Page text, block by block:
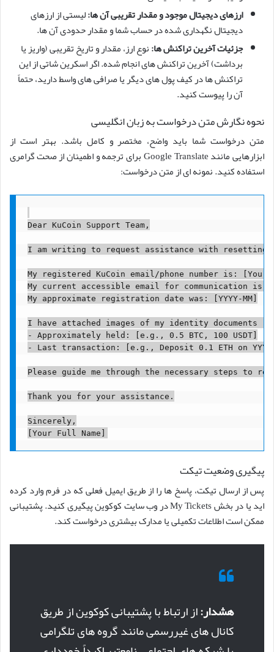
ارزهای دیجیتال موجود و مقدار تقریبی آن ها:لیستی از ارزهای
دیجیتال نگهداری شده در حساب شما و مقدار حدودی آن ها.
جزئیات آخرین تراکنش ها:نوع ارز، مقدار و تاریخ تقریبی (واریز یا
برداشت) آخرین تراکنش های انجام شده. اگر اسکرین شاتی از این
تراکنش ها در کیف پول های دیگر یا صرافی های واسط دارید، حتماً
آن را پیوست کنید.
نحوه نگارش متن درخواست به زبان انگلیسی
متن درخواست شما باید واضح، مختصر و کامل باشد. بهتر است از
ابزارهایی مانند Google Translate برای ترجمه و اطمینان از صحت گرامری
استفاده کنید. نمونه ای از متن درخواست:
Dear KuCoin Support Team,
I am writing to request assistance with resetting
My registered KuCoin email/phone number is: [Your
My current accessible email for communication is:
My approximate registration date was: [YYYY-MM]
I have attached images of my identity
- Approximately held: [e.g., 0.5 BTC, 100 USDT]
- Last transaction: [e.g., Deposit 0.1 ETH on YYYY-
Please guide me through the necessary steps to
Thank you for your assistance.
Sincerely,
پیگیری وضعیت تیکت
پس از ارسال تیکت، پاسخ ها را از طریق ایمیل فعلی که در فرم وارد کرده
اید یا در بخش My Tickets در وب سایت کوکوین پیگیری کنید. پشتیبانی
ممکن است اطلاعات تکمیلی یا مدارک بیشتری درخواست کند.
هشدار:از ارتباط با پشتیبانی کوکوین از طریق
کانال های غیررسمی مانند گروه های تلگرامی